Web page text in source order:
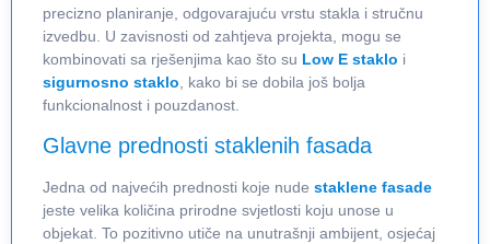
precizno planiranje, odgovarajuću vrstu stakla i stručnu
izvedbu. U zavisnosti od zahtjeva projekta, mogu se
kombinovati sa rješenjima kao što su Low E staklo i
sigurnosno staklo , kako bi se dobila još bolja
funkcionalnost i pouzdanost.
Glavne prednosti staklenih fasada
Jedna od najvećih prednosti koje nude staklene fasade
jeste velika količina prirodne svjetlosti koju unose u
objekat. To pozitivno utiče na unutrašnji ambijent, osjećaj